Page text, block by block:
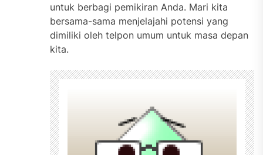
untuk berbagi pemikiran Anda. Mari kita
bersama-sama menjelajahi potensi yang
dimiliki oleh telpon umum untuk masa depan
kita.